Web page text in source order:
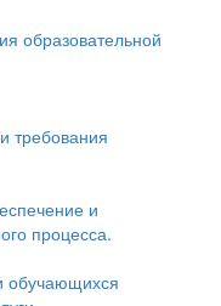
образовательной
требования
и
процесса.
обучающихся